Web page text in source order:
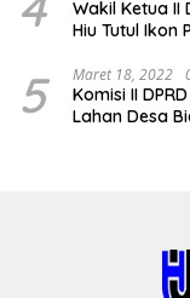
Wakil Ketua II
Hiu Tutul Ikon
5 Maret 18, 2022
Komisi II
Lahan Desa